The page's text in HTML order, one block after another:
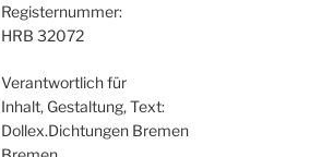
Registernummer:
HRB 32072
Verantwortlich für
Inhalt, Gestaltung, Text:
Dollex.Dichtungen Bremen